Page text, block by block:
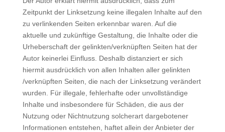
Zeitpunkt der Linksetzung keine illegalen Inhalte auf den
zu verlinkenden Seiten erkennbar waren. Auf die
aktuelle und zukünftige Gestaltung, die Inhalte oder die
Urheberschaft der gelinkten/verknüpften Seiten hat der
Autor keinerlei Einfluss. Deshalb distanziert er sich
hiermit ausdrücklich von allen Inhalten aller gelinkten
/verknüpften Seiten, die nach der Linksetzung verändert
wurden. Für illegale, fehlerhafte oder unvollständige
Inhalte und insbesondere für Schäden, die aus der
Nutzung oder Nichtnutzung solcherart dargebotener
Informationen entstehen, haftet allein der Anbieter der